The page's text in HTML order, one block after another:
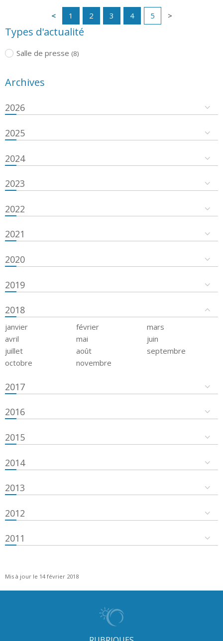
1 2 3 4 5
Types d'actualité
Salle de presse (8)
Archives
2026
2025
2024
2023
2022
2021
2020
2019
2018
janvier février
mars
avril
mai
juin
juillet
août
septembre
octobre
novembre
2017
2016
2015
2014
2013
2012
2011
Mis à jour le 14 février 2018